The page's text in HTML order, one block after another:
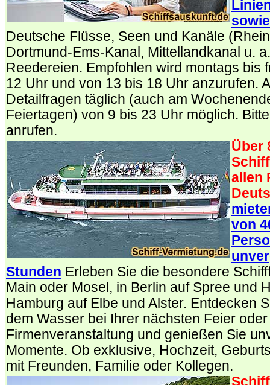
Deutsche Flüsse, Seen und Kanäle
Dortmund-Ems-Kanal, Mittellandkanal u.
Reedereien. Empfohlen wird montags bis
12 Uhr und von 13 bis 18 Uhr anzurufen.
Detailfragen täglich (auch am
Feiertagen) von 9 bis 23 Uhr möglich.
anrufen.
Über
allen
von
Stunden Erleben Sie die besondere
Main oder Mosel, in Berlin auf Spree und
Hamburg auf Elbe und Alster. Entdecken
dem Wasser bei Ihrer nächsten Feier oder
Firmenveranstaltung und genießen Sie
Momente. Ob exklusive, Hochzeit,
mit Freunden, Familie oder Kollegen.